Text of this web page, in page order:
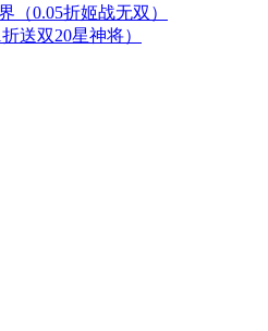
（0.05折姬战无双）
送双20星神将）